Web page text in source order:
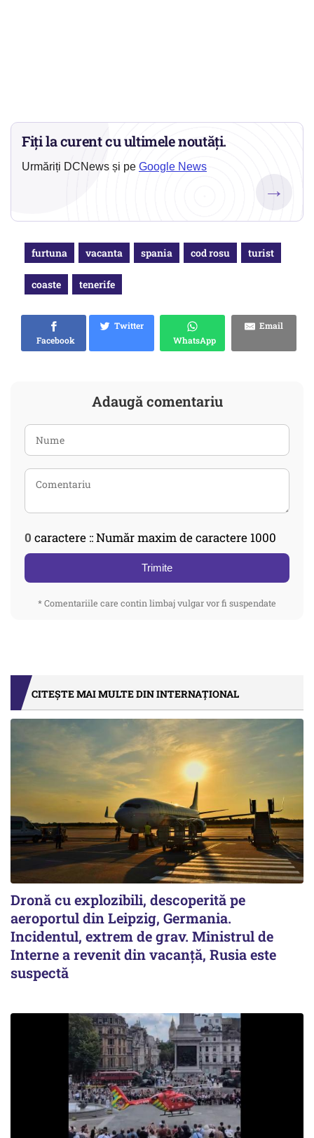
Fiți la curent cu ultimele noutăți.
Urmăriți DCNews și pe Google News
→
furtuna vacanta spania cod rosu turist
coaste tenerife
Facebook
Twitter
WhatsApp
Email
Adaugă comentariu
0 caractere :: Număr maxim de caractere 1000
Trimite
* Comentariile care contin limbaj vulgar vor fi suspendate
CITEȘTE MAI MULTE DIN INTERNAȚIONAL
Dronă cu explozibili, descoperită pe
aeroportul din Leipzig, Germania.
Incidentul, extrem de grav. Ministrul de
Interne a revenit din vacanță, Rusia este
suspectă